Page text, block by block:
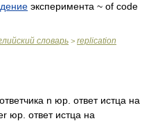
эксперимента ~ of code
словарь > replication
ответчика n юр. ответ истца на
юр. ответ истца на